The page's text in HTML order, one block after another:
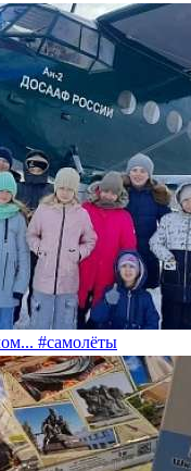
#самолёты